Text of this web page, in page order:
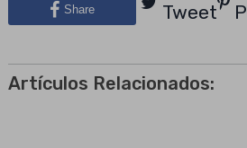
Share Tweet
Artículos Relacionados: